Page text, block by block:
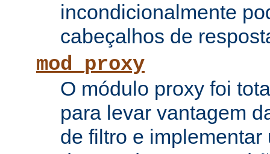
incondicionalmente
cabeçalhos de
mod_proxy
O módulo proxy foi
para levar vantagem
de filtro e